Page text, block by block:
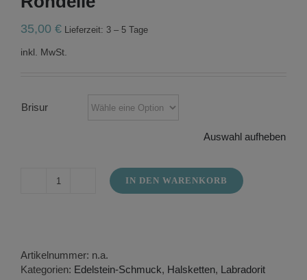
35,00 € Lieferzeit: 3 – 5 Tage
inkl. MwSt.
Brisur
Auswahl aufheben
Halskette
Rondelle
Menge
IN DEN WARENKORB
Artikelnummer: n.a.
Kategorien: Edelstein-Schmuck, Halsketten, Labradorit